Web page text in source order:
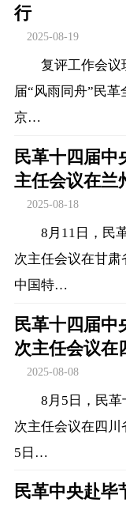
行
2025-08-19
复评工作会议
届“风雨同舟”民
京…
民革十四届中
主任会议在兰
2025-08-18
8月11日，民
次主任会议在甘
中国特…
民革十四届中
次主任会议在
2025-08-08
8月5日，民
次主任会议在四川
5日…
民革中央赴毕